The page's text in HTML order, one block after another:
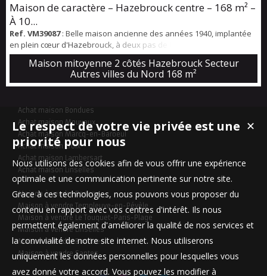
Maison de caractère – Hazebrouck centre – 168 m² –
À 10...
Ref. VM39087: Belle maison ancienne des années 1940, implantée
en plein cœur d'Hazebrouck, à deux pas de la gare, des commerces
et des établissements scolaires. Avec ses 168 m² habitables
répartis sur trois niveaux, ce bien d'exception a conservé sa façade
d'époque et toute l'authenticité de son architecture d'origine. La
distribution intérieure offre un vaste salon-séjour de 42 m² baigné
Maison mitoyenne 2 côtés Hazebrouck Secteur
Autres villes du Nord 168 m²
Achat maison Bondues
Achat maison Mouvaux
Achat maison Marcq-en-Baroeul
Achat maison Croix
Achat maison Lambersart
Achat maison Linselles
Maison à vendre Roncq
Maison à vendre Templeuve-en-Pévèle
Maison à vendre Le Touquet-Paris-Plage
Maison à vendre Linselles
Maison à vendre Bondues
Maison à vendre Santes
✕
Le respect de votre vie privée est une
priorité pour nous
Nous utilisons des cookies afin de vous offrir une expérience
optimale et une communication pertinente sur notre site.
Grace à ces technologies, nous pouvons vous proposer du
contenu en rapport avec vos centres d'intérêt. Ils nous
permettent également d'améliorer la qualité de nos services et
la convivialité de notre site internet. Nous utiliserons
uniquement les données personnelles pour lesquelles vous
avez donné votre accord. Vous pouvez les modifier à